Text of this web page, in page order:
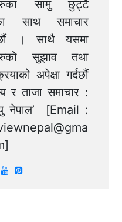
सामु छुट्टै
साथ समाचार
। साथै यसमा
सुझाव तथा
अपेक्षा गर्दछौं
र ताजा समाचार :
नेपाल’ [Email :
]